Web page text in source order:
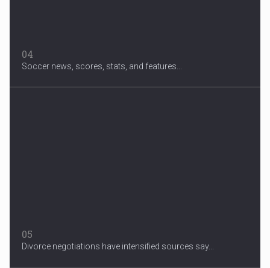
04
Soccer news, scores, stats, and features...
05
Divorce negotiations have intensified sources say...